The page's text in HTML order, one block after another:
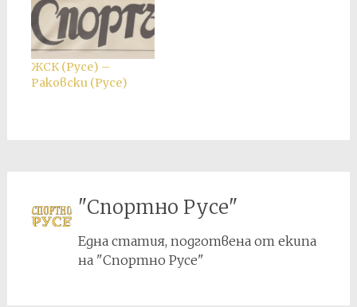
ЖСК (Русе) –
Раковски (Русе)
"Спортно Русе"
Една статия, подготвена от екипа
на "Спортно Русе"